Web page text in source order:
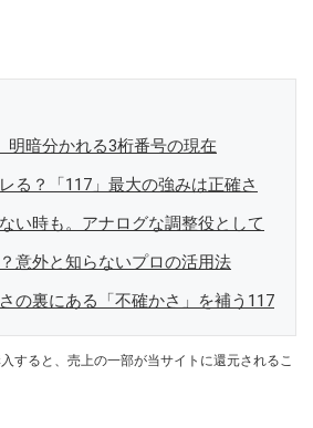
明暗分かれる3桁番号の現在
る？「117」最大の強みは正確さ
い時も。アナログな調整役として
意外と知らないプロの活用法
の裏にある「不確かさ」を補う117
すると、売上の一部が当サイトに還元されるこ